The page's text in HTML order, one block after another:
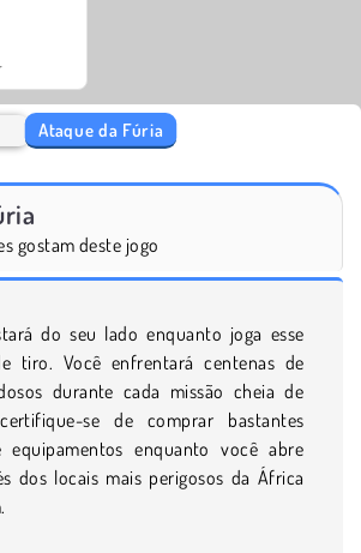
Ataque da Fúria
gostam deste jogo
do seu lado enquanto joga esse
tiro. Você enfrentará centenas de
durante cada missão cheia de
se de comprar bastantes
equipamentos enquanto você abre
dos locais mais perigosos da África